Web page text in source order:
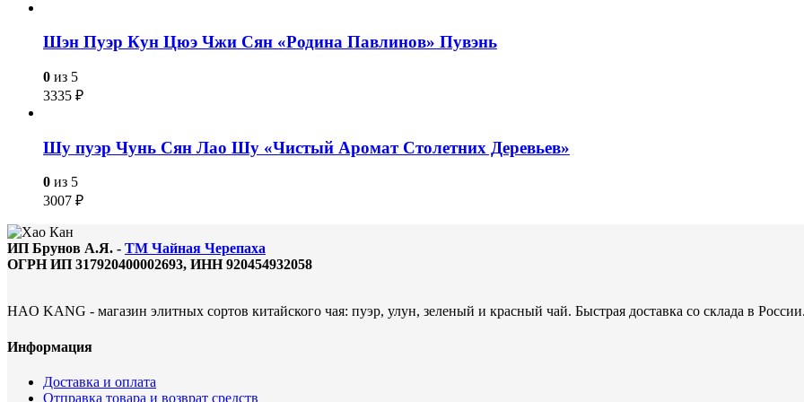
Шэн Пуэр Кун Цюэ Чжи Сян «Родина Павлинов» Пувэнь
0 из 5
3335 ₽
Шу пуэр Чунь Сян Лао Шу «Чистый Аромат Столетних Деревьев»
0 из 5
3007 ₽
ИП Брунов А.Я. - ТМ Чайная Черепаха
ОГРН ИП 317920400002693, ИНН 920454932058
HAO KANG - магазин элитных сортов китайского чая: пуэр, улун, зеленый и красный чай. Быстрая доставка со склада в
Информация
Доставка и оплата
Отправка товара и возврат средств